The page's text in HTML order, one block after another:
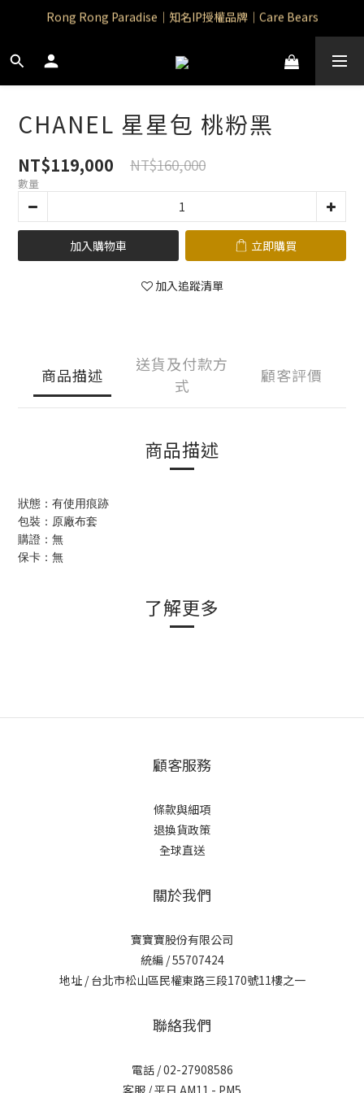
Rong Rong Paradise｜知名IP授權品牌｜Care Bears
Rong Rong Paradise｜知名IP授權品牌｜Care Bears
Rong Rong Selection服 飾 | 自 訂 品 牌 服 飾
Rong Rong Paradise｜知名IP授權品牌｜Care Bears
CHANEL 星星包 桃粉黑
NT$119,000 NT$160,000
數量
加入購物車 立即購買
加入追蹤清單
商品描述
送貨及付款方
式
顧客評價
商品描述
狀態：有使用痕跡
包裝：原廠布套
購證：無
保卡：無
了解更多
顧客服務
條款與細項
退換貨政策
全球直送
關於我們
寶寶寶股份有限公司
統編 / 55707424
地址 / 台北市松山區民權東路三段170號11樓之一
聯絡我們
電話 / 02-27908586
客服 / 平日 AM11 - PM5